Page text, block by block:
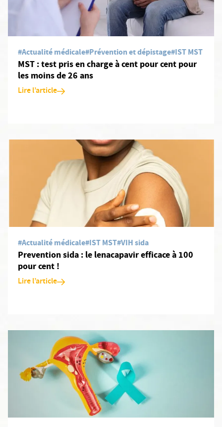
#Actualité médicale#Prévention et dépistage#IST MST
MST : test pris en charge à cent pour cent pour
les moins de 26 ans
Lire l’article
En savoir plus: Prevention sida : le lenacapavir efficace à 100
#Actualité médicale#IST MST#VIH sida
Prevention sida : le lenacapavir efficace à 100
pour cent !
Lire l’article
En savoir plus: Peut-on mourir du cancer du col de l’utérus ?